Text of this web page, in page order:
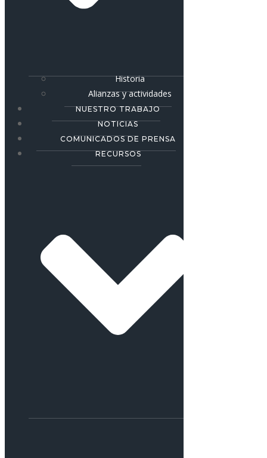
Historia
Alianzas y actividades
NUESTRO TRABAJO
NOTICIAS
COMUNICADOS DE PRENSA
RECURSOS